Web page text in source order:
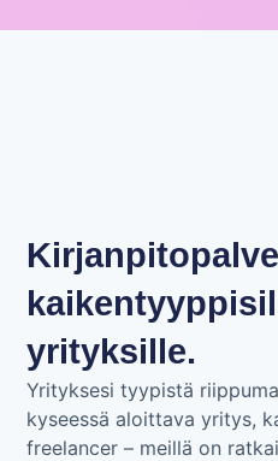
yrityksille.
Yrityksesi tyypistä
kyseessä aloittava yritys,
freelancer – meillä on